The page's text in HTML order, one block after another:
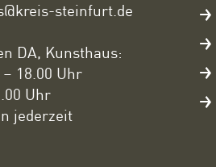
steinfurt.de
DA, Kunsthaus:
– 18.00 Uhr
Uhr
jederzeit